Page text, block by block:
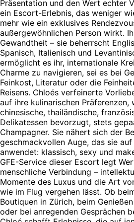
Präsentation und den Wert echter
ein Escort-Erlebnis, das weniger
mehr wie ein exklusives
außergewöhnlichen Person wirkt.
Gewandtheit – sie beherrscht
Spanisch, Italienisch und
ermöglicht es ihr, internationale
Charme zu navigieren, sei es bei
Feinkost, Literatur oder die
Reisens. Chloés verfeinerte
auf ihre kulinarischen Präferenzen,
chinesische, thailändische,
Delikatessen bevorzugt, stets
Champagner. Sie nähert sich der
geschmackvollen Auge, das sie
anwendet: klassisch, sexy und
GFE-Service dieser Escort legt
menschliche Verbindung –
Momente des Luxus und die Art
wie im Flug vergehen lässt. Ob
Boutiquen in Zürich, beim
oder bei anregenden Gesprächen